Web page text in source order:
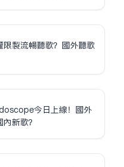
制流暢聽歌？國外聽歌
今日上線！國外
新歌？